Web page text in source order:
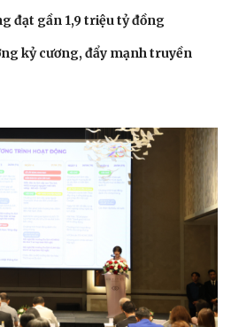
Đời sống
đạt gần 1,9 triệu tỷ đồng
kỷ cương, đẩy mạnh truyền